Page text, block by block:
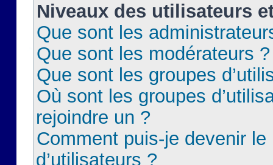
Niveaux des utilisateurs
Que sont les
Que sont les modérateurs ?
Que sont les groupes
Où sont les groupes
rejoindre un ?
Comment puis-je devenir le
d’utilisateurs ?